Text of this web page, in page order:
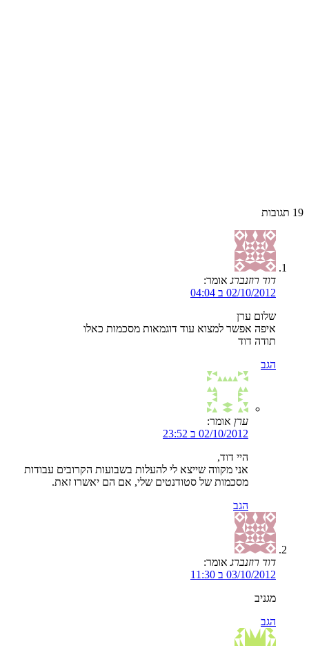
19 תגובות
דוד רוזנברג אומר:
02/10/2012 ב 04:04
שלום ערן
איפה אפשר למצוא עוד דוגמאות מסכמות כאלו
תודה דוד
הגב
ערן אומר:
02/10/2012 ב 23:52
היי דוד,
אני מקווה שייצא לי להעלות בשבועות הקרובים עבודות
מסכמות של סטודנטים שלי, אם הם יאשרו זאת.
הגב
דוד רוזנברג אומר:
03/10/2012 ב 11:30
מגניב
הגב